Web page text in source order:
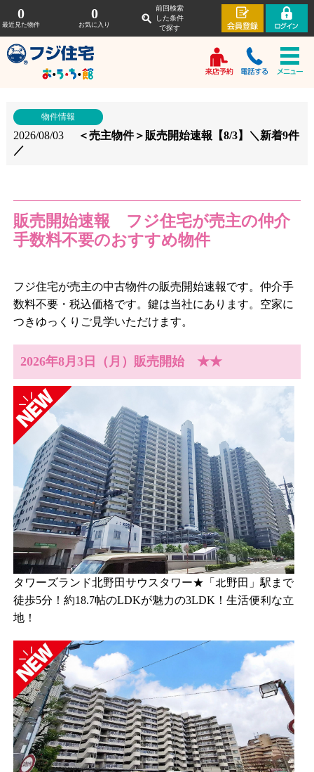
0
最近見た物件
0
お気に入り
前回検索
した条件
で探す
物件情報
2026/08/03
＜売主物件＞販売開始速報【8/3】＼新着9件
／
販売開始速報 フジ住宅が売主の仲介
手数料不要のおすすめ物件
フジ住宅が売主の中古物件の販売開始速報です。仲介手
数料不要・税込価格です。鍵は当社にあります。空家に
つきゆっくりご見学いただけます。
2026年8月3日（月）販売開始 ★★
タワーズランド北野田サウスタワー★「北野田」駅まで
徒歩5分！約18.7帖のLDKが魅力の3LDK！生活便利な立
地！